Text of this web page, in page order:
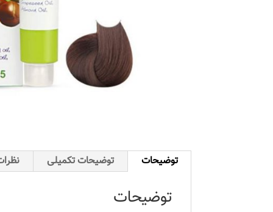
توضیحات توضیحات تکمیلی
توضیحات